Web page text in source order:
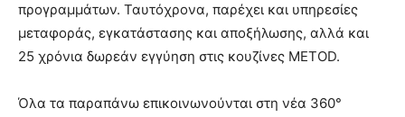
προγραμμάτων. Ταυτόχρονα, παρέχει και υπηρεσίες
μεταφοράς, εγκατάστασης και αποξήλωσης, αλλά και
25 χρόνια δωρεάν εγγύηση στις κουζίνες METOD.
Όλα τα παραπάνω επικοινωνούνται στη νέα 360°